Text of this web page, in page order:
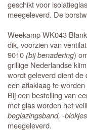
geschikt voor
meegeleverd. De
Weekamp WK043
dik, voorzien van
9010 (bij benadering)
grillige Nederlandse
wordt geleverd dient de
een aflaklaag te
Bij een bestelling van
met glas worden het
beglazingsband, -
meegeleverd.